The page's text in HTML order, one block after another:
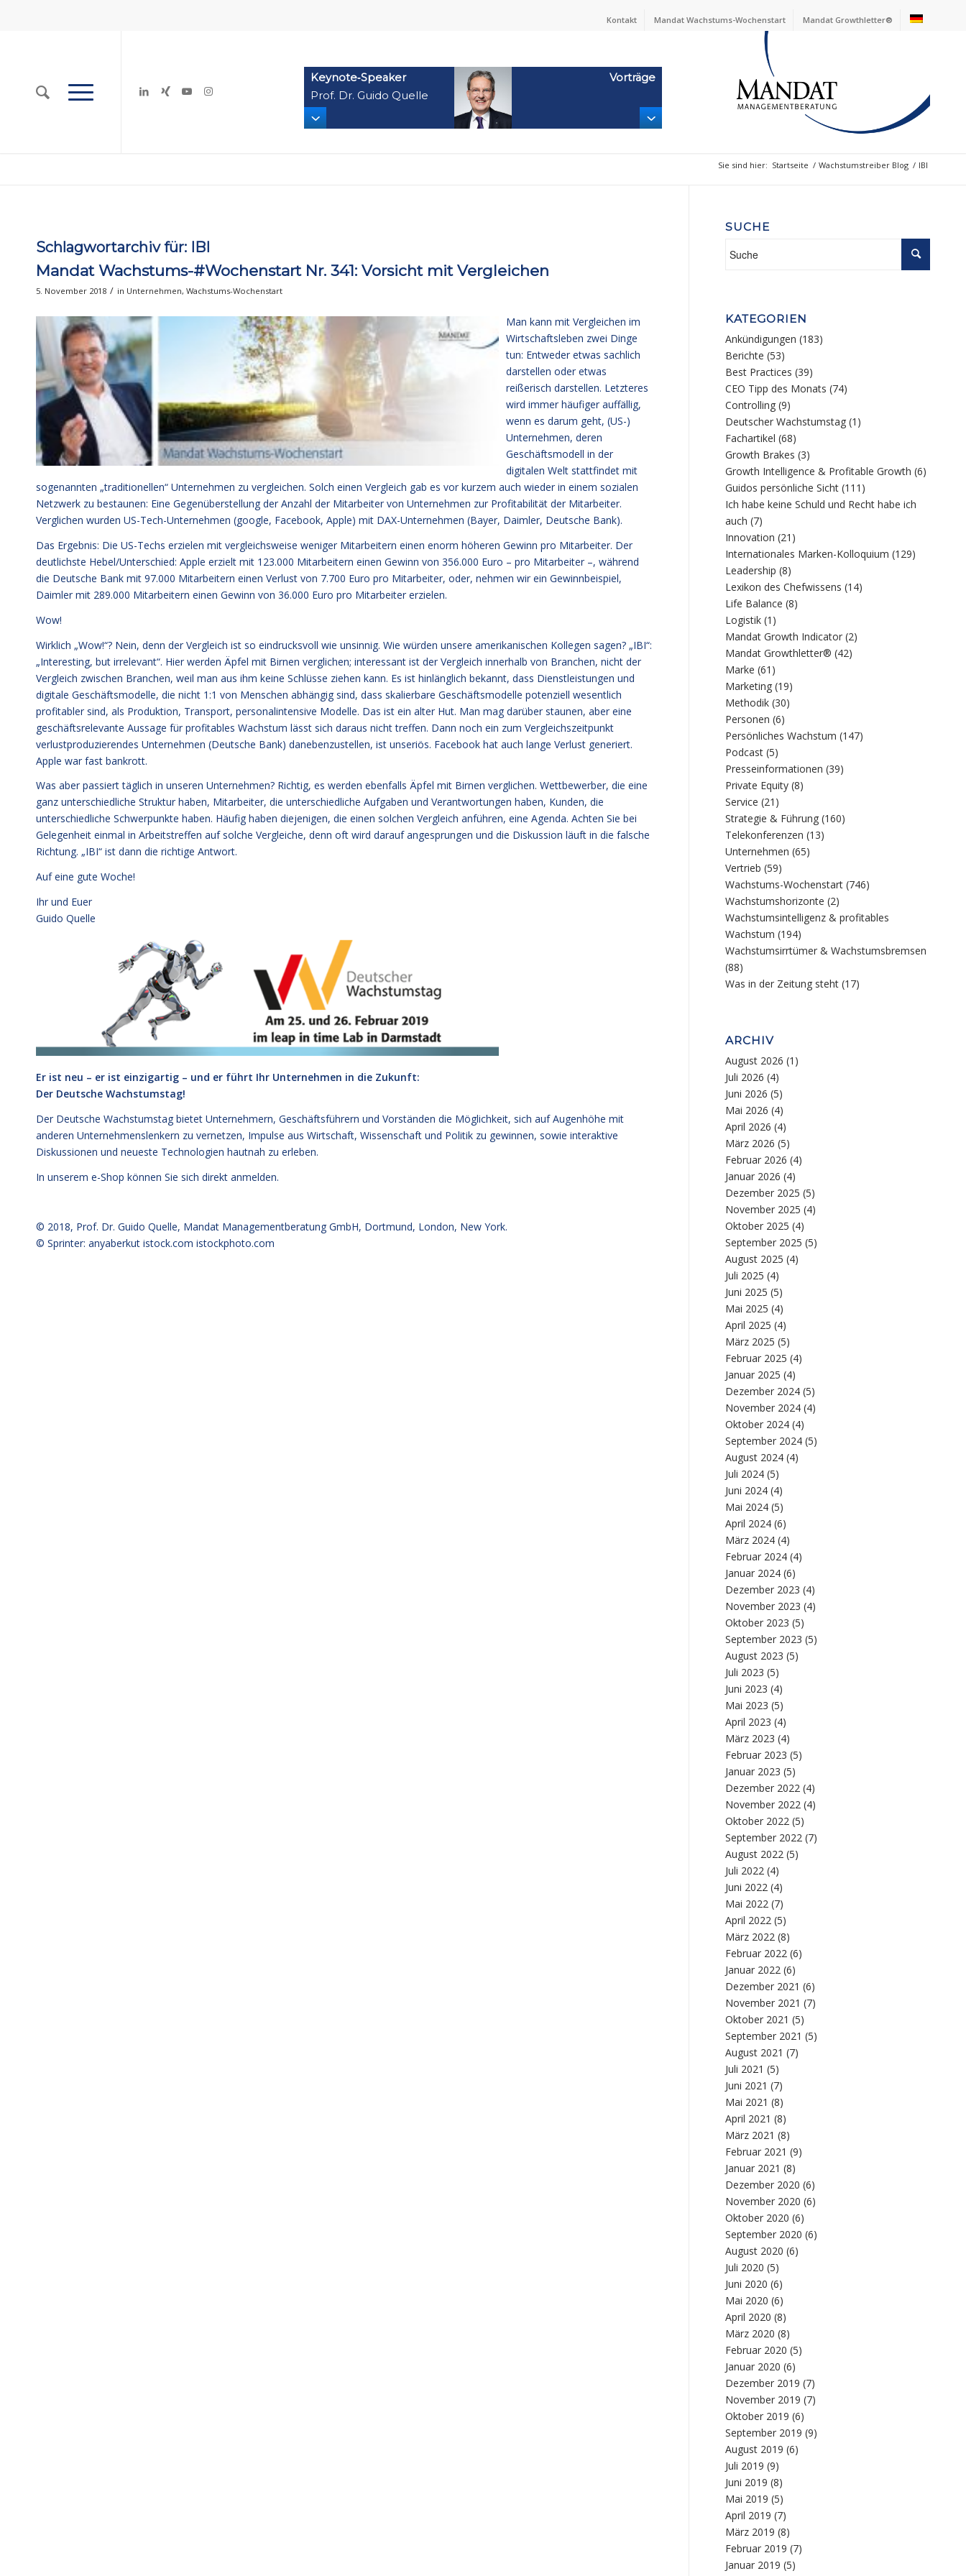
Kontakt Mandat Wachstums-Wochenstart Mandat Growthletter®
Keynote‑Speaker
Prof. Dr. Guido Quelle
Vorträge
Sie sind hier: Startseite / Wachstumstreiber Blog / IBI
Schlagwortarchiv für: IBI
Mandat Wachstums-#Wochenstart Nr. 341: Vorsicht mit Vergleichen
5. November 2018 / in Unternehmen, Wachstums-Wochenstart
Man kann mit Vergleichen im
Wirtschaftsleben zwei Dinge
tun: Entweder etwas sachlich
darstellen oder etwas
reißerisch darstellen. Letzteres
wird immer häufiger auffällig,
wenn es darum geht, (US-)
Unternehmen, deren
Geschäftsmodell in der
digitalen Welt stattfindet mit
sogenannten „traditionellen“ Unternehmen zu vergleichen. Solch einen Vergleich gab es vor kurzem auch wieder in einem sozialen
Netzwerk zu bestaunen: Eine Gegenüberstellung der Anzahl der Mitarbeiter von Unternehmen zur Profitabilität der Mitarbeiter.
Verglichen wurden US-Tech-Unternehmen (google, Facebook, Apple) mit DAX-Unternehmen (Bayer, Daimler, Deutsche Bank).
Das Ergebnis: Die US-Techs erzielen mit vergleichsweise weniger Mitarbeitern einen enorm höheren Gewinn pro Mitarbeiter. Der
deutlichste Hebel/Unterschied: Apple erzielt mit 123.000 Mitarbeitern einen Gewinn von 356.000 Euro – pro Mitarbeiter –, während
die Deutsche Bank mit 97.000 Mitarbeitern einen Verlust von 7.700 Euro pro Mitarbeiter, oder, nehmen wir ein Gewinnbeispiel,
Daimler mit 289.000 Mitarbeitern einen Gewinn von 36.000 Euro pro Mitarbeiter erzielen.
Wow!
Wirklich „Wow!“? Nein, denn der Vergleich ist so eindrucksvoll wie unsinnig. Wie würden unsere amerikanischen Kollegen sagen? „IBI“:
„Interesting, but irrelevant“. Hier werden Äpfel mit Birnen verglichen; interessant ist der Vergleich innerhalb von Branchen, nicht der
Vergleich zwischen Branchen, weil man aus ihm keine Schlüsse ziehen kann. Es ist hinlänglich bekannt, dass Dienstleistungen und
digitale Geschäftsmodelle, die nicht 1:1 von Menschen abhängig sind, dass skalierbare Geschäftsmodelle potenziell wesentlich
profitabler sind, als Produktion, Transport, personalintensive Modelle. Das ist ein alter Hut. Man mag darüber staunen, aber eine
geschäftsrelevante Aussage für profitables Wachstum lässt sich daraus nicht treffen. Dann noch ein zum Vergleichszeitpunkt
verlustproduzierendes Unternehmen (Deutsche Bank) danebenzustellen, ist unseriös. Facebook hat auch lange Verlust generiert.
Apple war fast bankrott.
Was aber passiert täglich in unseren Unternehmen? Richtig, es werden ebenfalls Äpfel mit Birnen verglichen. Wettbewerber, die eine
ganz unterschiedliche Struktur haben, Mitarbeiter, die unterschiedliche Aufgaben und Verantwortungen haben, Kunden, die
unterschiedliche Schwerpunkte haben. Häufig haben diejenigen, die einen solchen Vergleich anführen, eine Agenda. Achten Sie bei
Gelegenheit einmal in Arbeitstreffen auf solche Vergleiche, denn oft wird darauf angesprungen und die Diskussion läuft in die falsche
Richtung. „IBI“ ist dann die richtige Antwort.
Auf eine gute Woche!
Ihr und Euer
Guido Quelle
Er ist neu – er ist einzigartig – und er führt Ihr Unternehmen in die Zukunft:
Der Deutsche Wachstumstag!
Der Deutsche Wachstumstag bietet Unternehmern, Geschäftsführern und Vorständen die Möglichkeit, sich auf Augenhöhe mit
anderen Unternehmenslenkern zu vernetzen, Impulse aus Wirtschaft, Wissenschaft und Politik zu gewinnen, sowie interaktive
Diskussionen und neueste Technologien hautnah zu erleben.
In unserem e-Shop können Sie sich direkt anmelden.
© 2018, Prof. Dr. Guido Quelle, Mandat Managementberatung GmbH, Dortmund, London, New York.
© Sprinter: anyaberkut istock.com istockphoto.com
SUCHE
KATEGORIEN
Ankündigungen (183)
Berichte (53)
Best Practices (39)
CEO Tipp des Monats (74)
Controlling (9)
Deutscher Wachstumstag (1)
Fachartikel (68)
Growth Brakes (3)
Growth Intelligence & Profitable Growth (6)
Guidos persönliche Sicht (111)
Ich habe keine Schuld und Recht habe ich
auch (7)
Innovation (21)
Internationales Marken-Kolloquium (129)
Leadership (8)
Lexikon des Chefwissens (14)
Life Balance (8)
Logistik (1)
Mandat Growth Indicator (2)
Mandat Growthletter® (42)
Marke (61)
Marketing (19)
Methodik (30)
Personen (6)
Persönliches Wachstum (147)
Podcast (5)
Presseinformationen (39)
Private Equity (8)
Service (21)
Strategie & Führung (160)
Telekonferenzen (13)
Unternehmen (65)
Vertrieb (59)
Wachstums-Wochenstart (746)
Wachstumshorizonte (2)
Wachstumsintelligenz & profitables
Wachstum (194)
Wachstumsirrtümer & Wachstumsbremsen
(88)
Was in der Zeitung steht (17)
ARCHIV
August 2026 (1)
Juli 2026 (4)
Juni 2026 (5)
Mai 2026 (4)
April 2026 (4)
März 2026 (5)
Februar 2026 (4)
Januar 2026 (4)
Dezember 2025 (5)
November 2025 (4)
Oktober 2025 (4)
September 2025 (5)
August 2025 (4)
Juli 2025 (4)
Juni 2025 (5)
Mai 2025 (4)
April 2025 (4)
März 2025 (5)
Februar 2025 (4)
Januar 2025 (4)
Dezember 2024 (5)
November 2024 (4)
Oktober 2024 (4)
September 2024 (5)
August 2024 (4)
Juli 2024 (5)
Juni 2024 (4)
Mai 2024 (5)
April 2024 (6)
März 2024 (4)
Februar 2024 (4)
Januar 2024 (6)
Dezember 2023 (4)
November 2023 (4)
Oktober 2023 (5)
September 2023 (5)
August 2023 (5)
Juli 2023 (5)
Juni 2023 (4)
Mai 2023 (5)
April 2023 (4)
März 2023 (4)
Februar 2023 (5)
Januar 2023 (5)
Dezember 2022 (4)
November 2022 (4)
Oktober 2022 (5)
September 2022 (7)
August 2022 (5)
Juli 2022 (4)
Juni 2022 (4)
Mai 2022 (7)
April 2022 (5)
März 2022 (8)
Februar 2022 (6)
Januar 2022 (6)
Dezember 2021 (6)
November 2021 (7)
Oktober 2021 (5)
September 2021 (5)
August 2021 (7)
Juli 2021 (5)
Juni 2021 (7)
Mai 2021 (8)
April 2021 (8)
März 2021 (8)
Februar 2021 (9)
Januar 2021 (8)
Dezember 2020 (6)
November 2020 (6)
Oktober 2020 (6)
September 2020 (6)
August 2020 (6)
Juli 2020 (5)
Juni 2020 (6)
Mai 2020 (6)
April 2020 (8)
März 2020 (8)
Februar 2020 (5)
Januar 2020 (6)
Dezember 2019 (7)
November 2019 (7)
Oktober 2019 (6)
September 2019 (9)
August 2019 (6)
Juli 2019 (9)
Juni 2019 (8)
Mai 2019 (5)
April 2019 (7)
März 2019 (8)
Februar 2019 (7)
Januar 2019 (5)